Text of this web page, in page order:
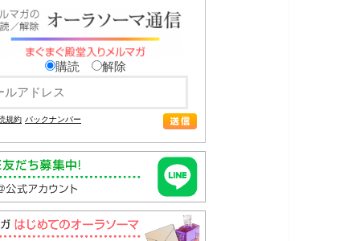
購読 解除
規約 バックナンバー